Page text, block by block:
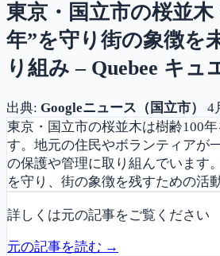
東京・国立市の桜並木
年”を守り街の象徴を
り組み – Quebee キュ
出典: Googleニュース（国立市）
4
東京・国立市の桜並木は樹齢100
す。地元の住民やボランティアが
の保護や管理に取り組んでいます
を守り、街の象徴を残すための活
詳しくは元の記事をご覧ください
元の記事を読む →